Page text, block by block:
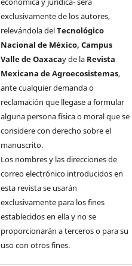
exclusivamente de los autores,
relevándola delTecnológico
Nacional de México, Campus
Valle de Oaxacay de la Revista
Mexicana de Agroecosistemas,
ante cualquier demanda o
reclamación que llegase a formular
alguna persona física o moral que se
considere con derecho sobre el
manuscrito.
Los nombres y las direcciones de
correo electrónico introducidos en
esta revista se usarán
exclusivamente para los fines
establecidos en ella y no se
proporcionarán a terceros o para su
uso con otros fines.